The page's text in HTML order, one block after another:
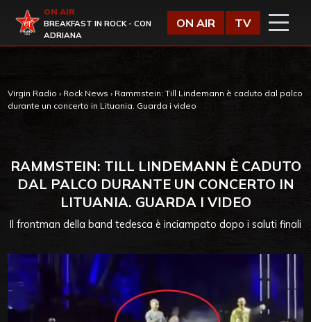
Virgin Radio
ON AIR
BREAKFAST IN ROCK - CON
ADRIANA
ON AIR TV
Virgin Radio › Rock News › Rammstein: Till Lindemann è caduto dal palco
durante un concerto in Lituania. Guarda i video
RAMMSTEIN: TILL LINDEMANN È CADUTO
DAL PALCO DURANTE UN CONCERTO IN
LITUANIA. GUARDA I VIDEO
Il frontman della band tedesca è inciampato dopo i saluti finali